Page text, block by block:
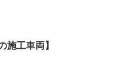
施工車両】